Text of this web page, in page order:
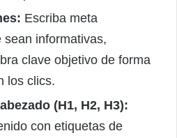
Escriba meta
informativas,
clave objetivo de forma
los clics.
(H1, H2, H3):
con etiquetas de